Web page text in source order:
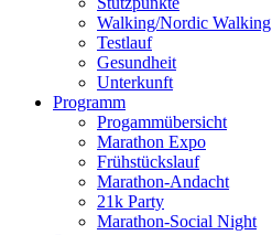
Walking/Nordic Walking
Testlauf
Gesundheit
Unterkunft
Programm
Progammübersicht
Marathon Expo
Frühstückslauf
Marathon-Andacht
21k Party
Marathon-Social Night